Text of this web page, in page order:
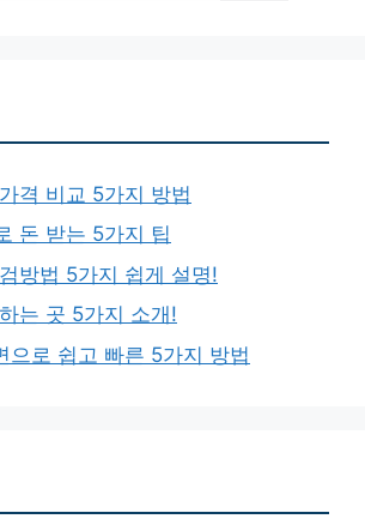
격 비교 5가지 방법
돈 받는 5가지 팁
방법 5가지 쉽게 설명!
는 곳 5가지 소개!
으로 쉽고 빠른 5가지 방법